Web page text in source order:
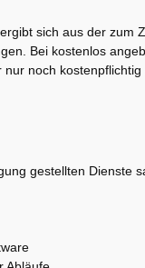
sich aus der zum
Bei kostenlos
noch kostenpflichtig
gestellten Dienste